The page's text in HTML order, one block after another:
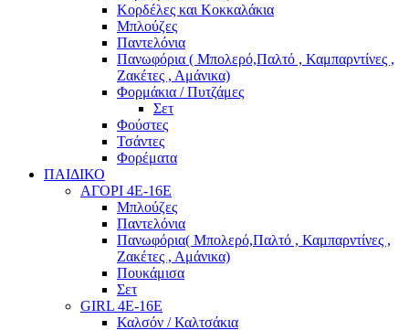
Κορδέλες και Κοκκαλάκια
Μπλούζες
Παντελόνια
Πανωφόρια ( Μπολερό,Παλτό , Καμπαρντίνες ,
Ζακέτες , Αμάνικα)
Φορμάκια / Πυτζάμες
Σετ
Φούστες
Τσάντες
Φορέματα
ΠΑΙΔΙΚΟ
ΑΓΟΡΙ 4Ε-16Ε
Μπλούζες
Παντελόνια
Πανωφόρια( Μπολερό,Παλτό , Καμπαρντίνες ,
Ζακέτες , Αμάνικα)
Πουκάμισα
Σετ
GIRL 4Ε-16Ε
Καλσόν / Καλτσάκια